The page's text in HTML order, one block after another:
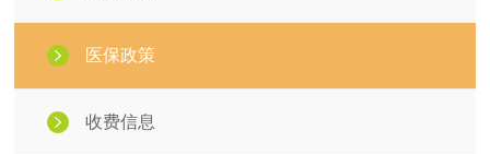
医保政策
收费信息